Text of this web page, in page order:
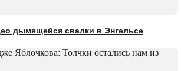
дымящейся свалки в Энгельсе